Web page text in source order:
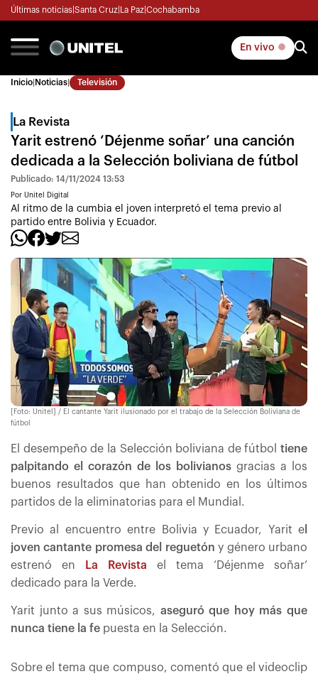
Últimas noticias Santa Cruz La Paz Cochabamba
En vivo
Inicio Noticias Televisión
La Revista
Yarit estrenó ‘Déjenme soñar’ una canción
dedicada a la Selección boliviana de fútbol
Publicado: 14/11/2024 13:53
Por Unitel Digital
Al ritmo de la cumbia el joven interpretó el tema previo al
partido entre Bolivia y Ecuador.
[Foto: Unitel] / El cantante Yarit ilusionado por el trabajo de la Selección Boliviana de
fútbol
El desempeño de la Selección boliviana de fútbol
tiene
palpitando el corazón de los bolivianos gracias a los
buenos resultados que han obtenido en los últimos
partidos de la eliminatorias para el Mundial.
Previo al encuentro entre Bolivia y Ecuador, Yarit e
joven cantante promesa del reguetón y género urbano
estrenó en
La Revista el tema ‘Déjenme soñar’
dedicado para la Verde.
Yarit junto a sus músicos, aseguró que hoy más que
nunca tiene la fe puesta en la Selección.
Sobre el tema que compuso, comentó que el videoclip